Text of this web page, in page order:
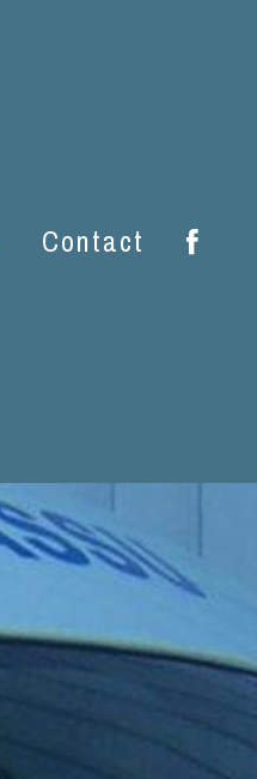
Contact